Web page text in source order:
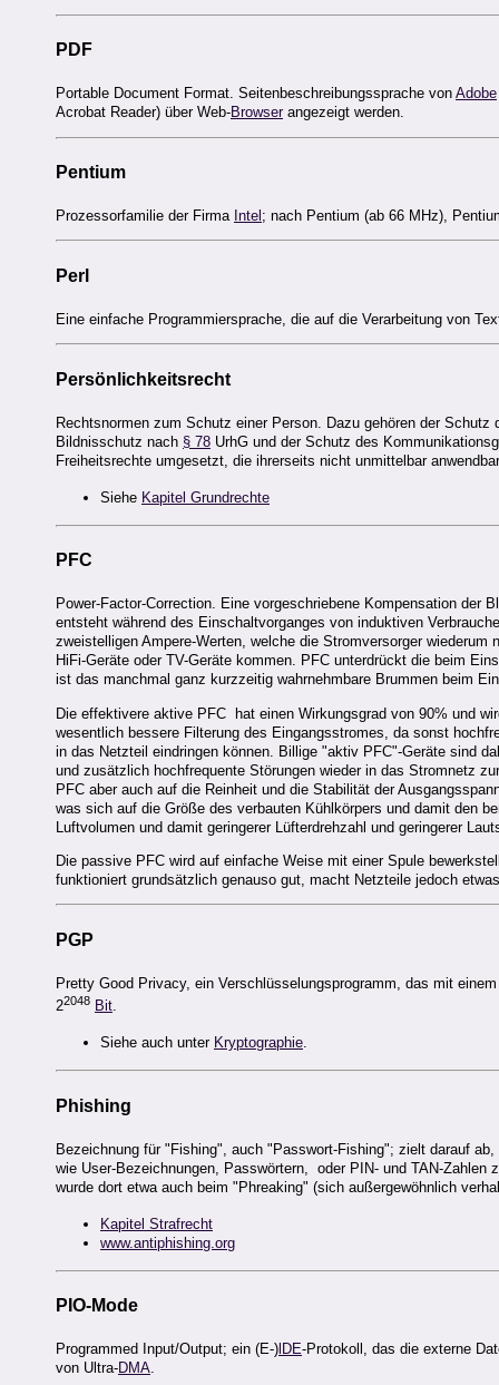
PDF
Portable Document Format. Seitenbeschreibungssprache von Adobe
Acrobat Reader) über Web-Browserangezeigt werden.
Pentium
Prozessorfamilie der Firma Intel ; nach Pentium (ab 66 MHz),
Perl
Eine einfache Programmiersprache, die auf die Verarbeitung von
Persönlichkeitsrecht
Rechtsnormen zum Schutz einer Person. Dazu gehören der
Bildnisschutz nach § 78 UrhG und der Schutz des
Freiheitsrechte umgesetzt, die ihrerseits nicht unmittelbar
Siehe Kapitel Grundrechte
PFC
Power-Factor-Correction. Eine vorgeschriebene Kompensation der
entsteht während des Einschaltvorganges von induktiven
zweistelligen Ampere-Werten, welche die Stromversorger
HiFi-Geräte oder TV-Geräte kommen. PFC unterdrückt die beim
ist das manchmal ganz kurzzeitig wahrnehmbare Brummen beim
Die effektivere aktive PFC hat einen Wirkungsgrad von 90% und
wesentlich bessere Filterung des Eingangsstromes, da sonst
in das Netzteil eindringen können. Billige "aktiv PFC"-Geräte sind
und zusätzlich hochfrequente Störungen wieder in das Stromnetz
PFC aber auch auf die Reinheit und die Stabilität der
was sich auf die Größe des verbauten Kühlkörpers und damit den
Luftvolumen und damit geringerer Lüfterdrehzahl und geringerer
Die passive PFC wird auf einfache Weise mit einer Spule
funktioniert grundsätzlich genauso gut, macht Netzteile jedoch
PGP
Pretty Good Privacy, ein Verschlüsselungsprogramm, das mit
22048 Bit.
Siehe auch unter Kryptographie.
Phishing
Bezeichnung für "Fishing", auch "Passwort-Fishing"; zielt darauf
wie User-Bezeichnungen, Passwörtern, oder PIN- und TAN-
wurde dort etwa auch beim "Phreaking" (sich außergewöhnlich
Kapitel Strafrecht
www.antiphishing.org
PIO-Mode
Programmed Input/Output; ein (E-) lDE-Protokoll, das die externe
von Ultra-DMA.